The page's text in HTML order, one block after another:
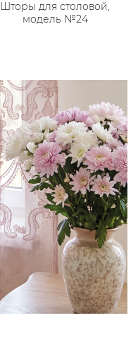
Шторы для столовой,
модель №24